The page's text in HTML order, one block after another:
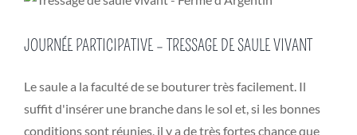
JOURNÉE PARTICIPATIVE – TRESSAGE DE SAULE VIVANT
Le saule a la faculté de se bouturer très facilement. Il
suffit d'insérer une branche dans le sol et, si les bonnes
conditions sont réunies, il y a de très fortes chance que